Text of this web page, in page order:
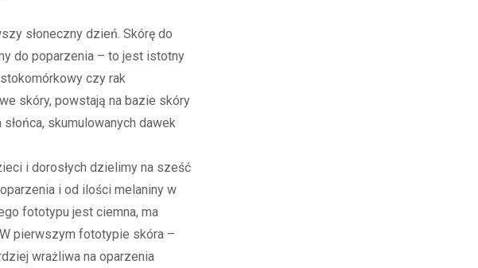
słoneczny dzień. Skórę do
do poparzenia – to jest istotny
czy rak
skóry, powstają na bazie skóry
skumulowanych dawek
i dorosłych dzielimy na sześć
i od ilości melaniny w
fototypu jest ciemna, ma
W pierwszym fototypie skóra –
wrażliwa na oparzenia